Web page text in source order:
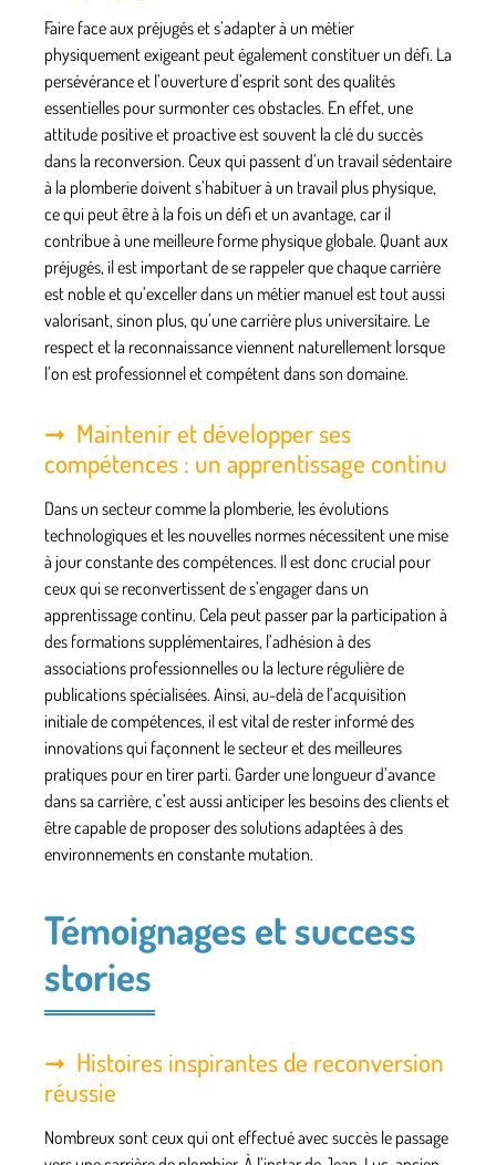
Faire face aux préjugés et s’adapter à un métier
physiquement exigeant peut également constituer un défi. La
persévérance et l’ouverture d’esprit sont des qualités
essentielles pour surmonter ces obstacles. En effet, une
attitude positive et proactive est souvent la clé du succès
dans la reconversion. Ceux qui passent d’un travail sédentaire
à la plomberie doivent s’habituer à un travail plus physique,
ce qui peut être à la fois un défi et un avantage, car il
contribue à une meilleure forme physique globale. Quant aux
préjugés, il est important de se rappeler que chaque carrière
est noble et qu’exceller dans un métier manuel est tout aussi
valorisant, sinon plus, qu’une carrière plus universitaire. Le
respect et la reconnaissance viennent naturellement lorsque
l’on est professionnel et compétent dans son domaine.
Maintenir et développer ses
compétences : un apprentissage continu
Dans un secteur comme la plomberie, les évolutions
technologiques et les nouvelles normes nécessitent une mise
à jour constante des compétences. Il est donc crucial pour
ceux qui se reconvertissent de s’engager dans un
apprentissage continu. Cela peut passer par la participation à
des formations supplémentaires, l’adhésion à des
associations professionnelles ou la lecture régulière de
publications spécialisées. Ainsi, au-delà de l’acquisition
initiale de compétences, il est vital de rester informé des
innovations qui façonnent le secteur et des meilleures
pratiques pour en tirer parti. Garder une longueur d’avance
dans sa carrière, c’est aussi anticiper les besoins des clients et
être capable de proposer des solutions adaptées à des
environnements en constante mutation.
Témoignages et success
stories
Histoires inspirantes de reconversion
réussie
Nombreux sont ceux qui ont effectué avec succès le passage